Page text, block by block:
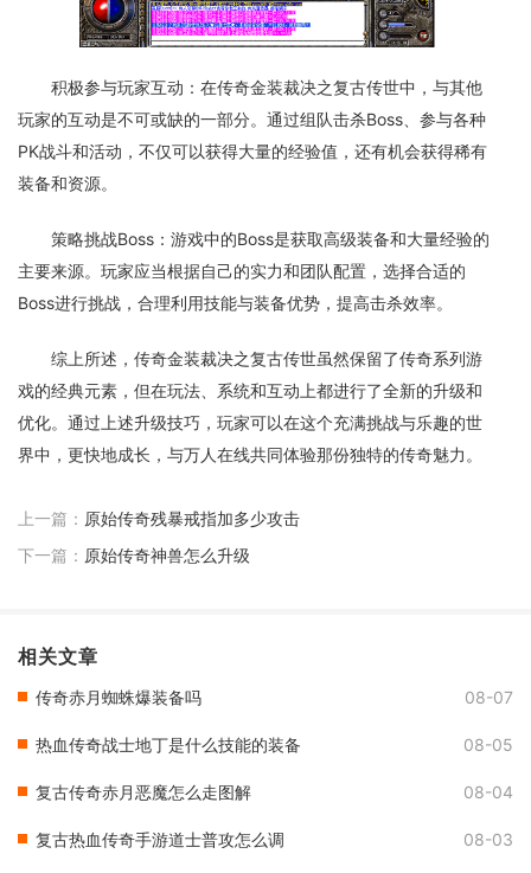
积极参与玩家互动：在传奇金装裁决之复古传世中，与其他
玩家的互动是不可或缺的一部分。通过组队击杀Boss、参与各种
PK战斗和活动，不仅可以获得大量的经验值，还有机会获得稀有
装备和资源。
策略挑战Boss：游戏中的Boss是获取高级装备和大量经验的
主要来源。玩家应当根据自己的实力和团队配置，选择合适的
Boss进行挑战，合理利用技能与装备优势，提高击杀效率。
综上所述，传奇金装裁决之复古传世虽然保留了传奇系列游
戏的经典元素，但在玩法、系统和互动上都进行了全新的升级和
优化。通过上述升级技巧，玩家可以在这个充满挑战与乐趣的世
界中，更快地成长，与万人在线共同体验那份独特的传奇魅力。
上一篇： 原始传奇残暴戒指加多少攻击
下一篇： 原始传奇神兽怎么升级
相关文章
传奇赤月蜘蛛爆装备吗 08-07
热血传奇战士地丁是什么技能的装备 08-05
复古传奇赤月恶魔怎么走图解 08-04
复古热血传奇手游道士普攻怎么调 08-03